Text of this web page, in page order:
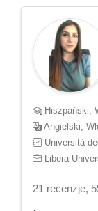
Hiszpański,
Angielski,
Università
Libera
21 recenzje,